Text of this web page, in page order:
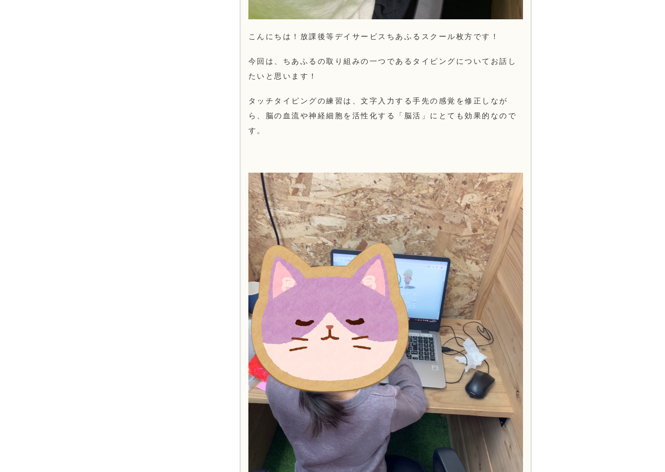
こんにちは！放課後等デイサービスちあふるスクール枚方です！
今回は、ちあふるの取り組みの一つであるタイピングについてお話し
たいと思います！
タッチタイピングの練習は、文字入力する手先の感覚を修正しなが
ら、脳の血流や神経細胞を活性化する「脳活」にとても効果的なので
す。